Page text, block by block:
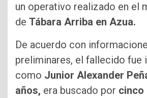
un operativo realizado en el
de Tábara Arriba en Azua.
De acuerdo con
preliminares, el fallecido fue
como Junior Alexander
años, era buscado por cinco